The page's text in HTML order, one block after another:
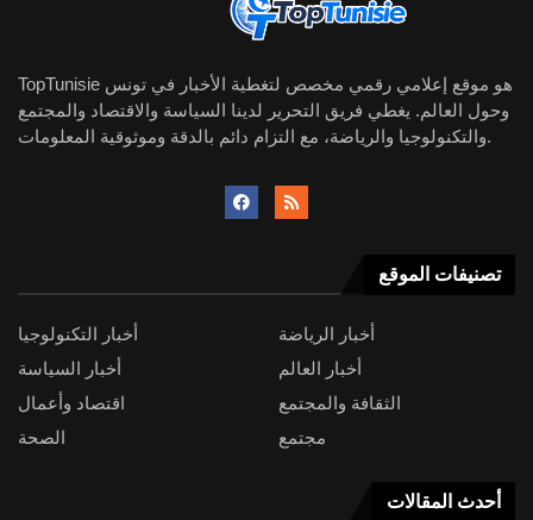
TopTunisie هو موقع إعلامي رقمي مخصص لتغطية الأخبار في تونس
وحول العالم. يغطي فريق التحرير لدينا السياسة والاقتصاد والمجتمع
والتكنولوجيا والرياضة، مع التزام دائم بالدقة وموثوقية المعلومات.
تصنيفات الموقع
أخبار التكنولوجيا
أخبار الرياضة
أخبار السياسة
أخبار العالم
اقتصاد وأعمال
الثقافة والمجتمع
الصحة
مجتمع
أحدث المقالات